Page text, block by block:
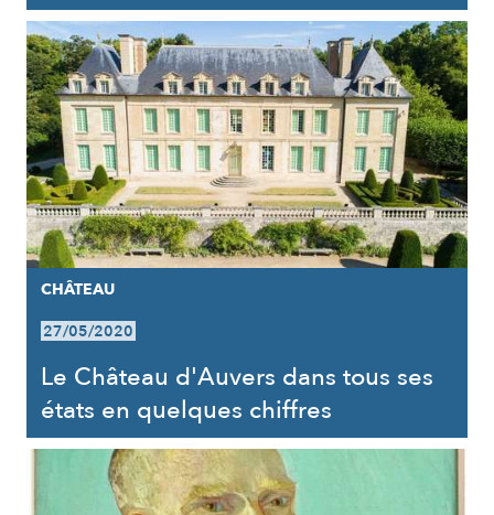
CHÂTEAU
27/05/2020
Le Château d'Auvers dans tous ses
états en quelques chiffres